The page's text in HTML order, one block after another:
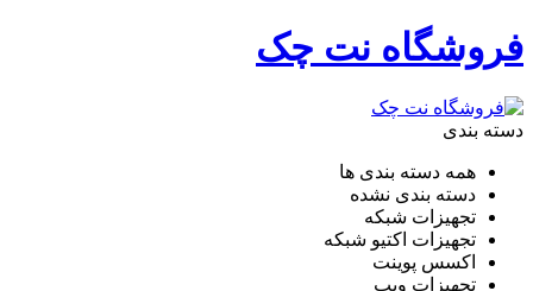
فروشگاه نت چک
دسته بندی
همه دسته بندی ها
دسته بندی نشده
تجهیزات شبکه
تجهیزات اکتیو شبکه
اکسس پوینت
تجهیزات ویپ